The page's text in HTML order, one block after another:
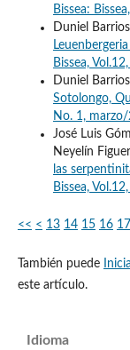
Bissea:
Duniel
Bissea,
Duniel
Sotolongo,
No. 1,
José Luis
Neyelín
las
Bissea,
<< < 13 14 15 16 17
También puede
este artículo.
Idioma